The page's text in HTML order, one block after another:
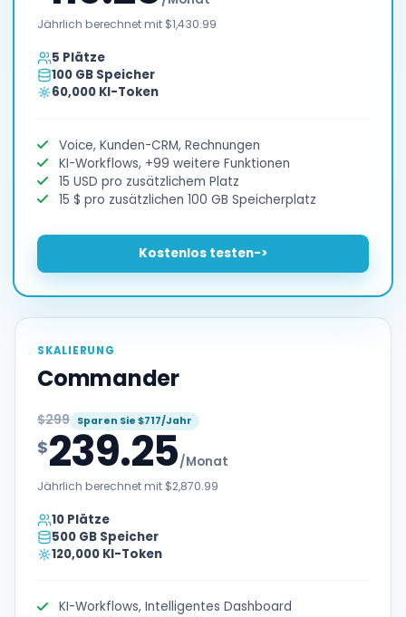
Jährlich berechnet mit $1,430.99
5 Plätze
100 GB Speicher
60,000 KI-Token
Voice, Kunden-CRM, Rechnungen
KI-Workflows, +99 weitere Funktionen
15 USD pro zusätzlichem Platz
15 $ pro zusätzlichen 100 GB Speicherplatz
Kostenlos testen->
SKALIERUNG
Commander
$299 Sparen Sie $717/Jahr
$239.25/Monat
Jährlich berechnet mit $2,870.99
10 Plätze
500 GB Speicher
120,000 KI-Token
KI-Workflows, Intelligentes Dashboard